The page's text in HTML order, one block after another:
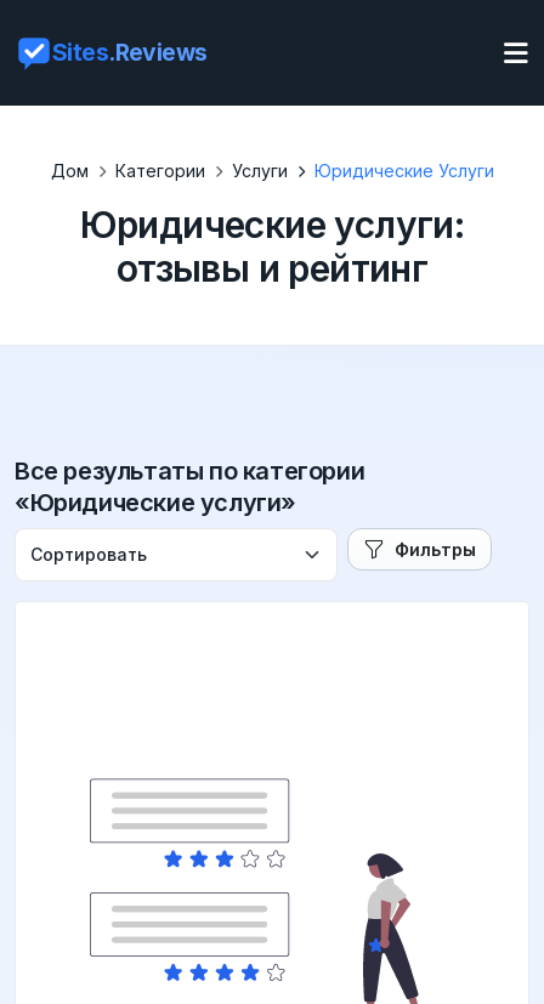
Sites.Reviews
Дом Категории Услуги Юридические Услуги
Юридические услуги:
отзывы и рейтинг
Все результаты по категории
«Юридические услуги»
Фильтры